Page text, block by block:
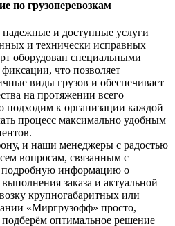
по грузоперевозкам
и доступные услуги
и технически исправных
оборудован специальными
что позволяет
виды грузов и обеспечивает
на протяжении всего
к организации каждой
процесс максимально удобным
и наши менеджеры с радостью
вопросам, связанным с
подробную информацию о
заказа и актуальной
крупногабаритных или
«Миргрузофф» просто,
оптимальное решение